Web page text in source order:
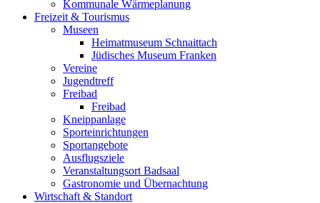
Kommunale Wärmeplanung
Freizeit & Tourismus
Museen
Heimatmuseum Schnaittach
Jüdisches Museum Franken
Vereine
Jugendtreff
Freibad
Freibad
Kneippanlage
Sporteinrichtungen
Sportangebote
Ausflugsziele
Veranstaltungsort Badsaal
Gastronomie und Übernachtung
Wirtschaft & Standort